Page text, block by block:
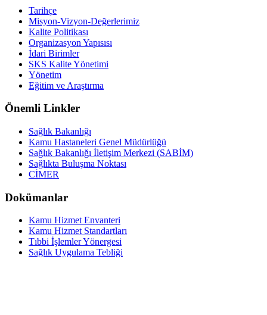
Tarihçe
Misyon-Vizyon-Değerlerimiz
Kalite Politikası
Organizasyon Yapısısı
İdari Birimler
SKS Kalite Yönetimi
Yönetim
Eğitim ve Araştırma
Önemli Linkler
Sağlık Bakanlığı
Kamu Hastaneleri Genel Müdürlüğü
Sağlık Bakanlığı İletişim Merkezi (SABİM)
Sağlıkta Buluşma Noktası
CİMER
Dokümanlar
Kamu Hizmet Envanteri
Kamu Hizmet Standartları
Tıbbi İşlemler Yönergesi
Sağlık Uygulama Tebliği